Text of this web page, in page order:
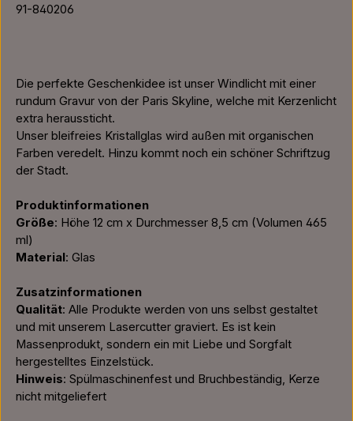
91-840206
Die perfekte Geschenkidee ist unser Windlicht mit einer
rundum Gravur von der Paris Skyline, welche mit Kerzenlicht
extra heraussticht.
Unser bleifreies Kristallglas wird außen mit organischen
Farben veredelt. Hinzu kommt noch ein schöner Schriftzug
der Stadt.
Produktinformationen
Größe: Höhe 12 cm x Durchmesser 8,5 cm (Volumen 465
ml)
Material: Glas
Zusatzinformationen
Qualität: Alle Produkte werden von uns selbst gestaltet
und mit unserem Lasercutter graviert. Es ist kein
Massenprodukt, sondern ein mit Liebe und Sorgfalt
hergestelltes Einzelstück.
Hinweis: Spülmaschinenfest und Bruchbeständig, Kerze
nicht mitgeliefert